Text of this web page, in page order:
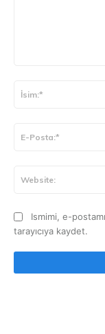
Ismimi, e-
tarayıcıya kaydet.